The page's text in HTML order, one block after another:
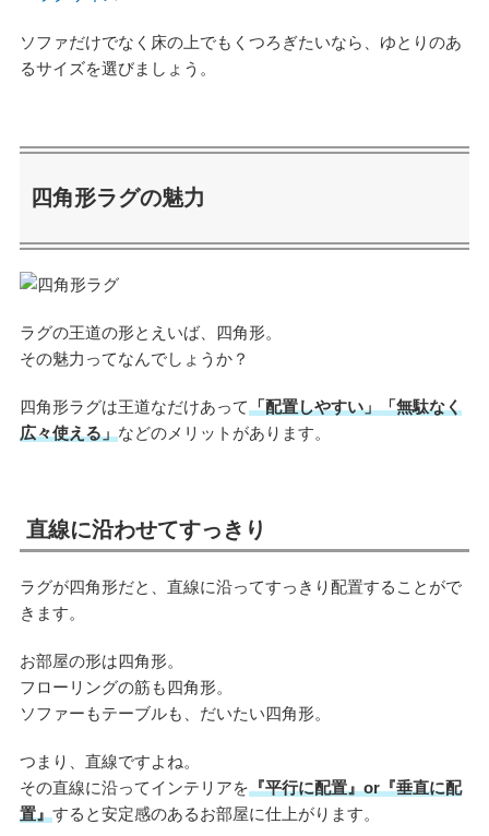
ソファだけでなく床の上でもくつろぎたいなら、ゆとりのあ
るサイズを選びましょう。
四角形ラグの魅力
ラグの王道の形とえいば、四角形。
その魅力ってなんでしょうか？
四角形ラグは王道なだけあって「配置しやすい」「無駄なく
広々使える」などのメリットがあります。
直線に沿わせてすっきり
ラグが四角形だと、直線に沿ってすっきり配置することがで
きます。
お部屋の形は四角形。
フローリングの筋も四角形。
ソファーもテーブルも、だいたい四角形。
つまり、直線ですよね。
その直線に沿ってインテリアを『平行に配置』or『垂直に配
置』すると安定感のあるお部屋に仕上がります。